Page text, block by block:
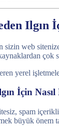
Ilgın
web
çok
yerel
İçin Nasıl
spam
büyük önem